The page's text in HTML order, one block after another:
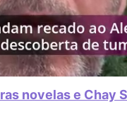
novelas e Chay